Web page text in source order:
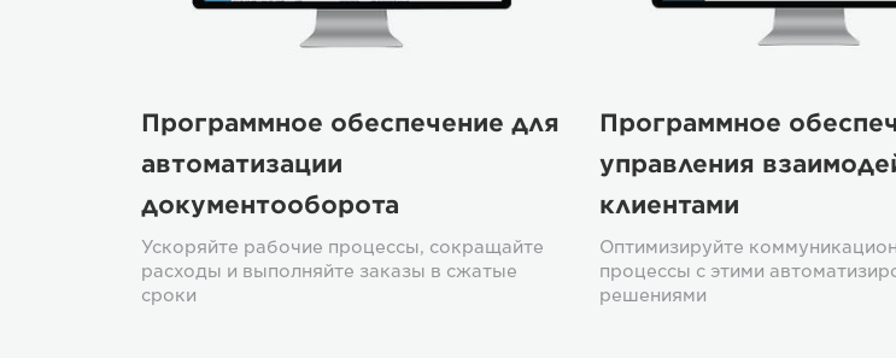
Программное обеспечение для
автоматизации
документооборота
Ускоряйте рабочие процессы, сокращайте
расходы и выполняйте заказы в сжатые
сроки
Программное
управления
клиентами
Оптимизируйте
процессы с этими
решениями